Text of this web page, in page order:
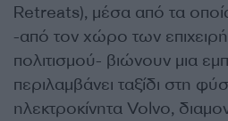
Retreats), μέσα από τα
-από τον χώρο των
πολιτισμού- βιώνουν μια
περιλαμβάνει ταξίδι στη
ηλεκτροκίνητα Volvo,